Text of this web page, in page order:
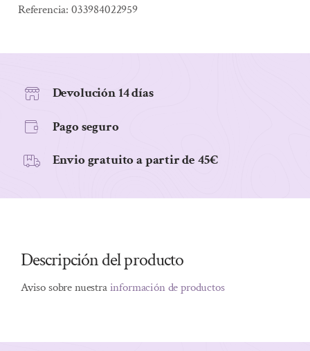
60COMP
Referencia: 033984022959
Devolución 14 días
Pago seguro
Envio gratuito a partir de 45€
Descripción del producto
Aviso sobre nuestrainformación de productos